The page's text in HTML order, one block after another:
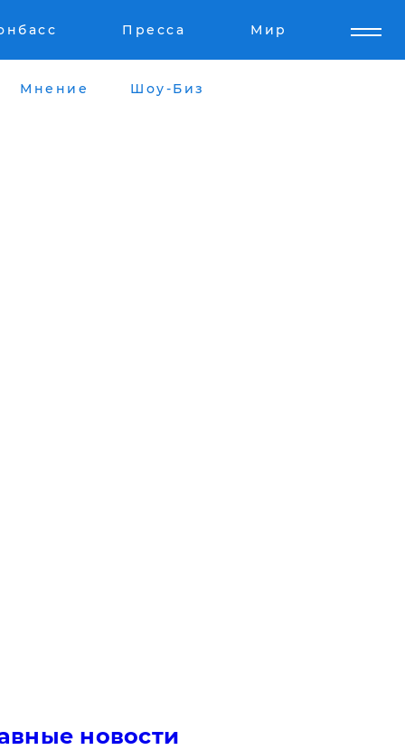
Пресса Мир
Мнение Шоу-Биз
новости